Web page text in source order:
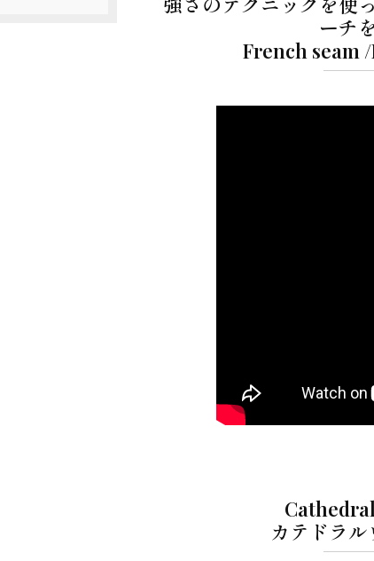
ーチ
French seam
カテドラ